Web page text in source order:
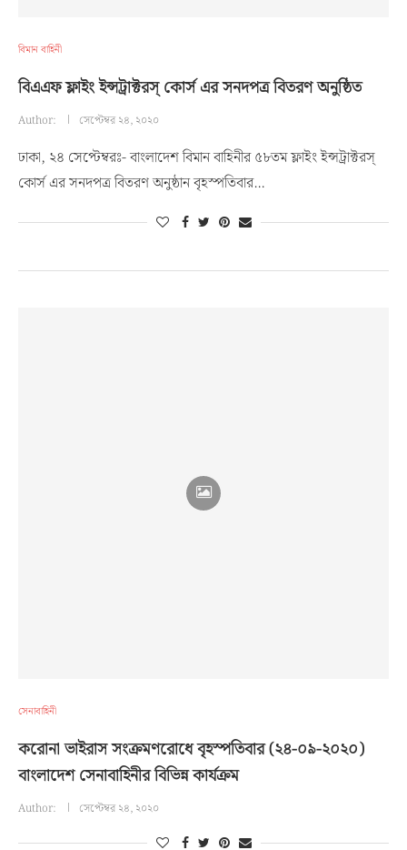
বিমান বাহিনী
বিএএফ ফ্লাইং ইন্সট্রাক্টরস্ কোর্স এর সনদপত্র বিতরণ অনুষ্ঠিত
Author: সেপ্টেম্বর ২৪, ২০২০
ঢাকা, ২৪ সেপ্টেম্বরঃ- বাংলাদেশ বিমান বাহিনীর ৫৮তম ফ্লাইং ইন্সট্রাক্টরস্
কোর্স এর সনদপত্র বিতরণ অনুষ্ঠান বৃহস্পতিবার…
সেনাবাহিনী
করোনা ভাইরাস সংক্রমণরোধে বৃহস্পতিবার (২৪-০৯-২০২০)
বাংলাদেশ সেনাবাহিনীর বিভিন্ন কার্যক্রম
Author: সেপ্টেম্বর ২৪, ২০২০